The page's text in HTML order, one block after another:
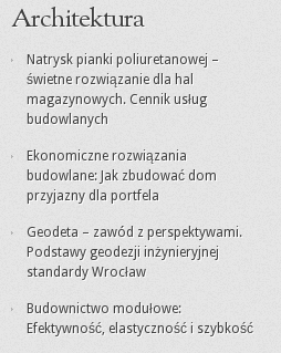
Architektura
Natrysk pianki poliuretanowej –
świetne rozwiązanie dla hal
magazynowych. Cennik usług
budowlanych
Ekonomiczne rozwiązania
budowlane: Jak zbudować dom
przyjazny dla portfela
Geodeta – zawód z perspektywami.
Podstawy geodezji inżynieryjnej
standardy Wrocław
Budownictwo modułowe:
Efektywność, elastyczność i szybkość